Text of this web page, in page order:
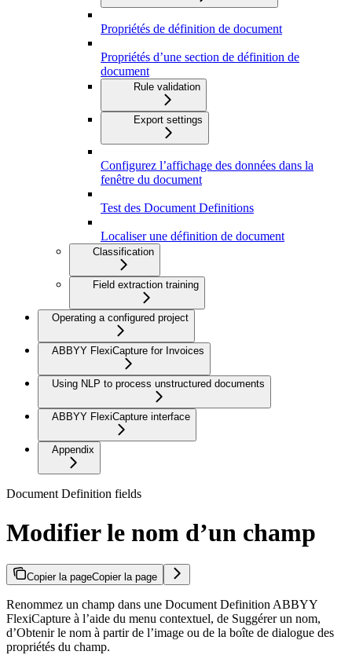
Propriétés de définition de document
Propriétés d’une section de définition de
document
Rule validation
Export settings
Configurez l’affichage des données dans la
fenêtre du document
Test des Document Definitions
Localiser une définition de document
Classification
Field extraction training
Operating a configured project
ABBYY FlexiCapture for Invoices
Using NLP to process unstructured documents
ABBYY FlexiCapture interface
Appendix
Document Definition fields
Modifier le nom d’un champ
Copier la pageCopier la page
Renommez un champ dans une Document Definition ABBYY
FlexiCapture à l’aide du menu contextuel, de Suggérer un nom,
d’Obtenir le nom à partir de l’image ou de la boîte de dialogue des
propriétés du champ.